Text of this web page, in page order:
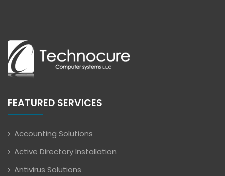
FEATURED SERVICES
Accounting Solutions
Active Directory Installation
Antivirus Solutions